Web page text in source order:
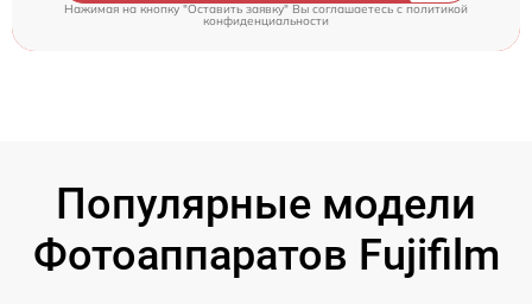
Нажимая на кнопку "Оставить заявку" Вы соглашаетесь cполитикой
конфиденциальности
Популярные модели
Фотоаппаратов Fujifilm